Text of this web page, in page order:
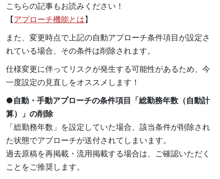
こちらの記事もお読みください！
【アプローチ機能とは】
また、変更時点で上記の自動アプローチ条件項目が設定さ
れている場合、その条件は削除されます。
仕様変更に伴ってリスクが発生する可能性があるため、今
一度設定の見直しをオススメします！
●自動・手動アプローチの条件項目「総勤務年数（自動計
算）」の削除
「総勤務年数」を設定していた場合、該当条件が削除され
た状態でアプローチが送付されてしまいます。
過去原稿を再掲載・流用掲載する場合は、ご確認いただく
ことをご推奨します。